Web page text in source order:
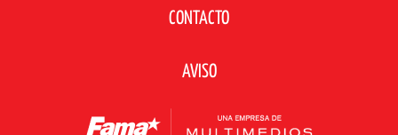
CONTACTO
AVISO